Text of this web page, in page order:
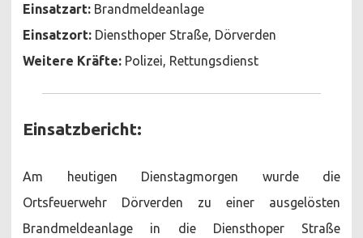
Einsatzart: Brandmeldeanlage
Einsatzort: Diensthoper Straße, Dörverden
Weitere Kräfte: Polizei, Rettungsdienst
Einsatzbericht:
Am heutigen Dienstagmorgen wurde die
Ortsfeuerwehr Dörverden zu einer ausgelösten
Brandmeldeanlage in die Diensthoper Straße